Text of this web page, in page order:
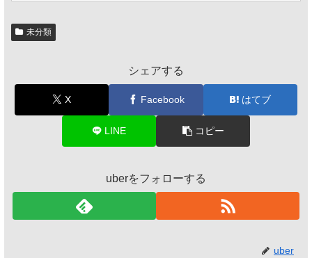
未分類
シェアする
X Facebook はてブ
LINE コピー
uberをフォローする
uber